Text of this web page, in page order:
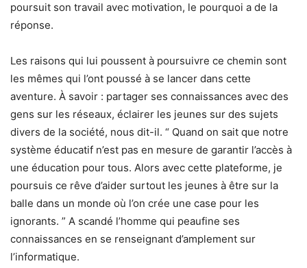
poursuit son travail avec motivation, le pourquoi a de la
réponse.
Les raisons qui lui poussent à poursuivre ce chemin sont
les mêmes qui l’ont poussé à se lancer dans cette
aventure. À savoir : partager ses connaissances avec des
gens sur les réseaux, éclairer les jeunes sur des sujets
divers de la société, nous dit-il. “ Quand on sait que notre
système éducatif n’est pas en mesure de garantir l’accès à
une éducation pour tous. Alors avec cette plateforme, je
poursuis ce rêve d’aider surtout les jeunes à être sur la
balle dans un monde où l’on crée une case pour les
ignorants. ” A scandé l’homme qui peaufine ses
connaissances en se renseignant d’amplement sur
l’informatique.